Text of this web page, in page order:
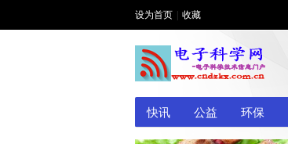
设为首页 收藏
快讯 公益 环保